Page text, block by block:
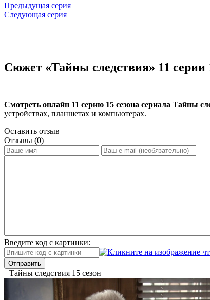
Предыдущая серия
Следующая серия
Сюжет «Тайны следствия» 11 серии
Смотреть онлайн 11 серию 15 сезона сериала Тайны
устройствах, планшетах и компьютерах.
Оставить отзыв
Отзывы (0)
Введите код с картинки:
Отправить
Тайны следствия 15 сезон